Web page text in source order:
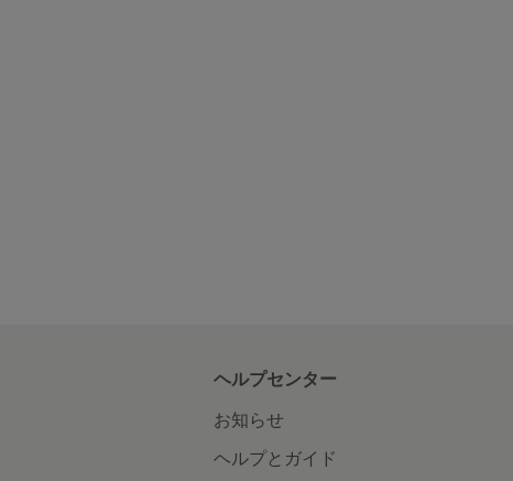
ヘルプセンター
お知らせ
ヘルプとガイド